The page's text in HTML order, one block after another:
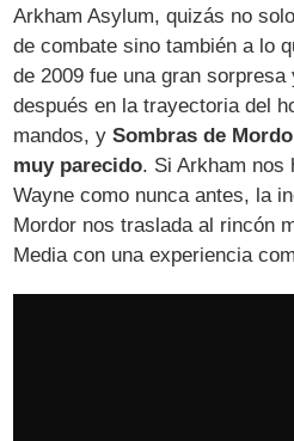
Arkham Asylum, quizás no
de combate sino también a lo
de 2009 fue una gran
después en la trayectoria del
mandos, ySombras de
muy parecido. Si Arkham nos
Wayne como nunca antes, la
Mordor nos traslada al rincón
Media con una experiencia